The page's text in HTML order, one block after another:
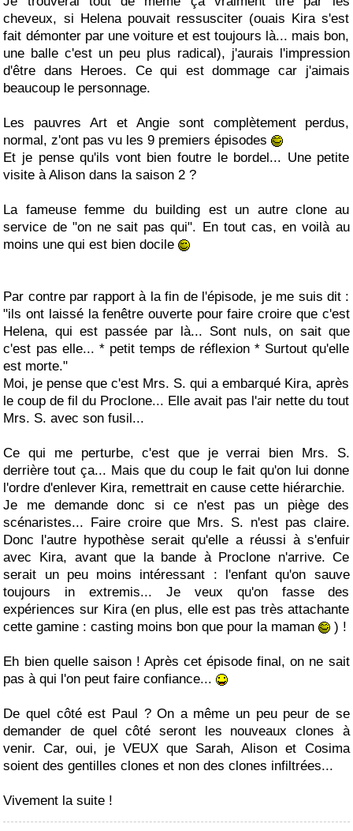
cheveux, si Helena pouvait ressusciter (ouais Kira s'est
fait démonter par une voiture et est toujours là... mais bon,
une balle c'est un peu plus radical), j'aurais l'impression
d'être dans Heroes. Ce qui est dommage car j'aimais
beaucoup le personnage.
Les pauvres Art et Angie sont complètement perdus,
normal, z'ont pas vu les 9 premiers épisodes
Et je pense qu'ils vont bien foutre le bordel... Une petite
visite à Alison dans la saison 2 ?
La fameuse femme du building est un autre clone au
service de "on ne sait pas qui". En tout cas, en voilà au
moins une qui est bien docile
Par contre par rapport à la fin de l'épisode, je me suis dit :
"ils ont laissé la fenêtre ouverte pour faire croire que c'est
Helena, qui est passée par là... Sont nuls, on sait que
c'est pas elle... * petit temps de réflexion * Surtout qu'elle
est morte."
Moi, je pense que c'est Mrs. S. qui a embarqué Kira, après
le coup de fil du Proclone... Elle avait pas l'air nette du tout
Mrs. S. avec son fusil...
Ce qui me perturbe, c'est que je verrai bien Mrs. S.
derrière tout ça... Mais que du coup le fait qu'on lui donne
l'ordre d'enlever Kira, remettrait en cause cette hiérarchie.
Je me demande donc si ce n'est pas un piège des
scénaristes... Faire croire que Mrs. S. n'est pas claire.
Donc l'autre hypothèse serait qu'elle a réussi à s'enfuir
avec Kira, avant que la bande à Proclone n'arrive. Ce
serait un peu moins intéressant : l'enfant qu'on sauve
toujours in extremis... Je veux qu'on fasse des
expériences sur Kira (en plus, elle est pas très attachante
cette gamine : casting moins bon que pour la maman
) !
Eh bien quelle saison ! Après cet épisode final, on ne sait
pas à qui l'on peut faire confiance...
De quel côté est Paul ? On a même un peu peur de se
demander de quel côté seront les nouveaux clones à
venir. Car, oui, je VEUX que Sarah, Alison et Cosima
soient des gentilles clones et non des clones infiltrées...
Vivement la suite !